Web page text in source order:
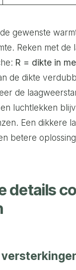
gewenste
Reken met de
R = dikte in
de dikte
de
luchtlekken
Een dikkere
betere
details